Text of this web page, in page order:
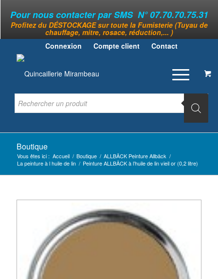
Pour nous contacter par SMS N° 07.70.70.75.31
Profitez du DÉSTOCKAGE sur toute la Fumisterie (Tuyau de
chauffage, mitre, rosace, réduction,... )
Connexion
Compte client Contact
Boutique
Vous êtes ici : Accueil / Boutique / ALLBÄCK Peinture Allbäck /
La peinture à l huile de lin / Peinture ALLBÄCK à l’huile de lin vieil or (0,2 litre)